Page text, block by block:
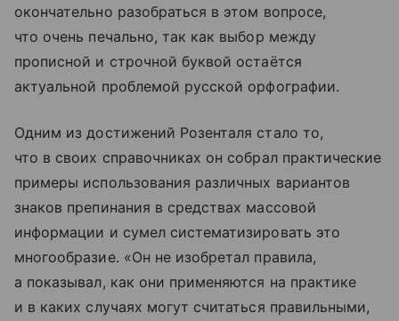
окончательно разобраться в этом вопросе,
что очень печально, так как выбор между
прописной и строчной буквой остаётся
актуальной проблемой русской орфографии.
Одним из достижений Розенталя стало то,
что в своих справочниках он собрал практические
примеры использования различных вариантов
знаков препинания в средствах массовой
информации и сумел систематизировать это
многообразие. «Он не изобретал правила,
а показывал, как они применяются на практике
и в каких случаях могут считаться правильными,